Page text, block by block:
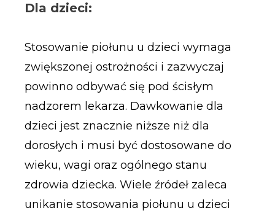
Dla dzieci:
Stosowanie piołunu u dzieci wymaga
zwiększonej ostrożności i zazwyczaj
powinno odbywać się pod ścisłym
nadzorem lekarza. Dawkowanie dla
dzieci jest znacznie niższe niż dla
dorosłych i musi być dostosowane do
wieku, wagi oraz ogólnego stanu
zdrowia dziecka. Wiele źródeł zaleca
unikanie stosowania piołunu u dzieci